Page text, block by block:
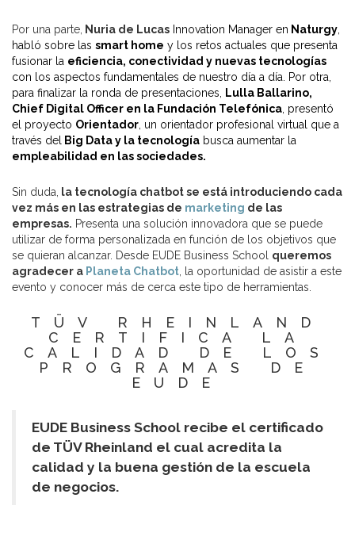
Por una parte, Nuria de Lucas Innovation Manager en Naturgy
habló sobre las smart home y los retos actuales que presenta
fusionar la eficiencia, conectividad y nuevas tecnologías
con los aspectos fundamentales de nuestro día a día. Por otra,
para finalizar la ronda de presentaciones,
Lulla Ballarino,
Chief Digital Officer en la Fundación Telefónica , presentó
el proyecto Orientador , un orientador profesional virtual que a
través del
Big Data y la tecnología busca aumentar la
empleabilidad en las sociedades.
Sin duda,
la tecnología chatbot se está introduciendo cada
vez más en las estrategias de marketing de las
empresas. Presenta una solución innovadora que se puede
utilizar de forma personalizada en función de los objetivos que
se quieran alcanzar. Desde EUDE Business School queremos
agradecer a Planeta Chatbot , la oportunidad de asistir a este
evento y conocer más de cerca este tipo de herramientas.
TÜV RHEINLAND
CERTIFICA LA
CALIDAD DE LOS
PROGRAMAS DE
EUDE
EUDE Business School recibe el certificado
de TÜV Rheinland el cual acredita la
calidad y la buena gestión de la escuela
de negocios.